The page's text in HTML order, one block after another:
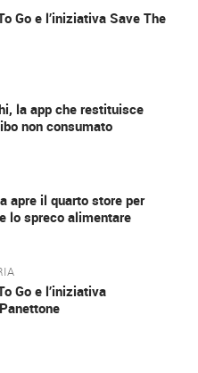
Go e l’iniziativa Save The
la app che restituisce
non consumato
apre il quarto store per
lo spreco alimentare
Go e l’iniziativa